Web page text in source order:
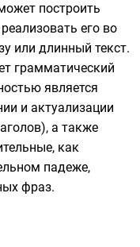
построить
его во
или длинный текст.
грамматический
является
и актуализации
а также
как
падеже,
фраз.